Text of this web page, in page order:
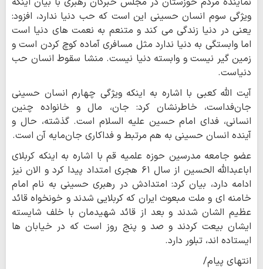
ویژگی سوم انسان حسینی این است که حب دنیا ندارد، افزود:
یعنی در دنیا زندگی می کند و متنعم به نعمت های دنیا است
اما وابستگی به دنیا ندارد مثل مسافری آماده کوچ کردن است و
زمین گیر نیست و وابسته دنیا نیست. منشا سقوط انسان حب
دنیاست.
آیت الله کعبی با اشاره به اینکه ویژگی چهارم انسان حسینی
جان‌فداست، خاطرنشان کرد: جان، مال و خانواده چنین
انسانی، فدای امام حسین علیه السلام است. گذشته، حال و
آینده انسان حسینی به هم مرتبط و فداکاری جان‌مایه آن است.
عضو جامعه مدرسین حوزه علمیه قم با اشاره به اینکه کربلای
اباعبدالله الحسین از سال ۶۱ هجری امتداد پیدا کرد و الان نیز
ادامه دارد، بیان کرد: امتدادش در رهبری حسینی به نام امام
خامنه ای و ملت مبعوث ایران که کربلایی شدند و خونخواه قائد
عظیم الشان شدند و بعد از قائد شهیدمان با خلف شایسته
ایشان بیعت کردند و صد و پنج روز است که در خیابان ها
ایستاده اند، تبلور دارد.
انتهای پیام/